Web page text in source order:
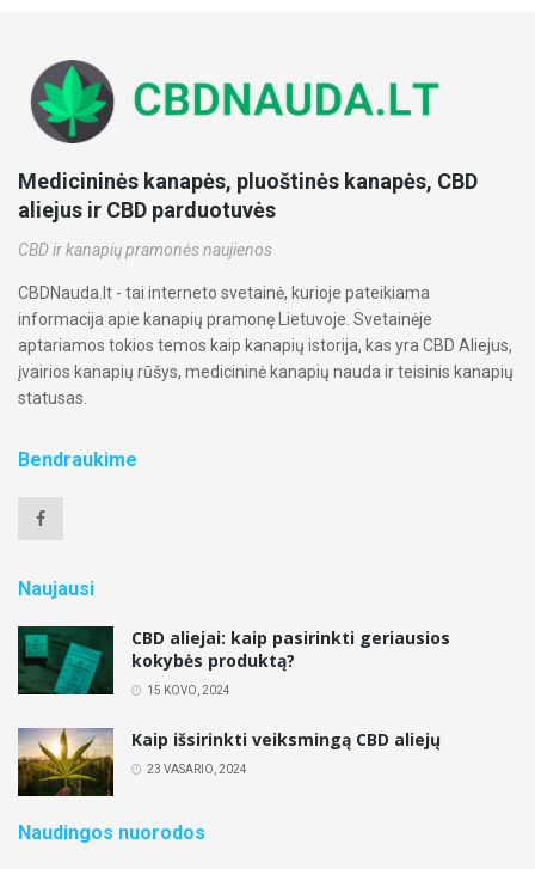
Medicininės kanapės, pluoštinės kanapės, CBD
aliejus ir CBD parduotuvės
CBD ir kanapių pramonės naujienos
CBDNauda.lt - tai interneto svetainė, kurioje pateikiama
informacija apie kanapių pramonę Lietuvoje. Svetainėje
aptariamos tokios temos kaip kanapių istorija, kas yra CBD Aliejus,
įvairios kanapių rūšys, medicininė kanapių nauda ir teisinis kanapių
statusas.
Bendraukime
Naujausi
CBD aliejai: kaip pasirinkti geriausios
kokybės produktą?
15 KOVO, 2024
Kaip išsirinkti veiksmingą CBD aliejų
23 VASARIO, 2024
Naudingos nuorodos